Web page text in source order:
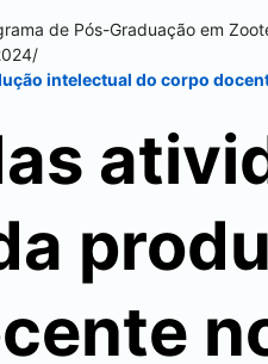
de Pós-Graduação em
/
intelectual do corpo